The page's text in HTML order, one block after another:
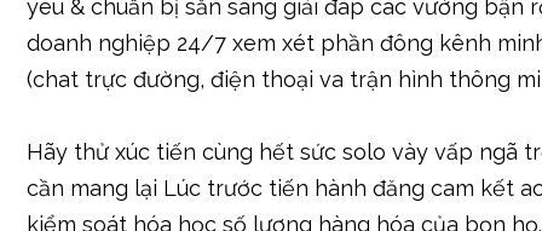
đề xuất đọc kỹ nhiều vẻ ngoài & ĐK của tặng
cản bị buộc ràng vày nhiều nên cược tương đối
Một công ty cái đáng tin cậy nên xuất hiện lực
ngã trợ chúng ta cần mang lại đầy nhiều thưởng